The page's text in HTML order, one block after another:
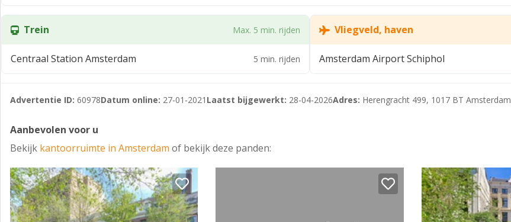
Trein Max. 5 min. rijden
Centraal Station Amsterdam 5 min. rijden
Vliegveld, haven
Amsterdam Airport Schiphol
Advertentie ID: 60978Datum online: 27-01-2021 Laatst bijgewerkt: 28-04-2026Adres: Herengracht 499, 1017 BT Amsterdam
Aanbevolen voor u
Bekijk kantoorruimte in Amsterdam of bekijk deze panden: